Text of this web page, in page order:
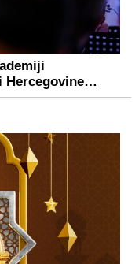
Hercegovine…